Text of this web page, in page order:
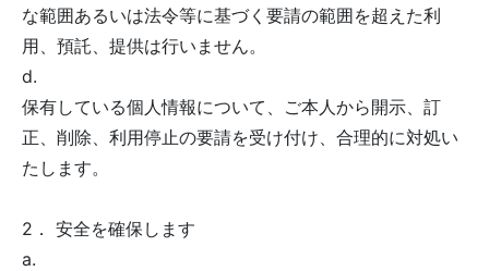
な範囲あるいは法令等に基づく要請の範囲を超えた利
用、預託、提供は行いません。
d.
保有している個人情報について、ご本人から開示、訂
正、削除、利用停止の要請を受け付け、合理的に対処い
たします。
2． 安全を確保します
a.